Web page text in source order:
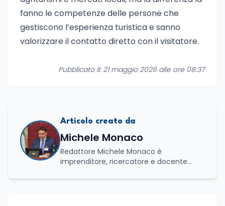
fanno le competenze delle persone che
gestiscono l’esperienza turistica e sanno
valorizzare il contatto diretto con il visitatore.
Pubblicato il: 21 maggio 2026 alle ore 08:37
Articolo creato da
Michele Monaco
Redattore Michele Monaco è
imprenditore, ricercatore e docente
esperienza nell'innovazione digitale, nella